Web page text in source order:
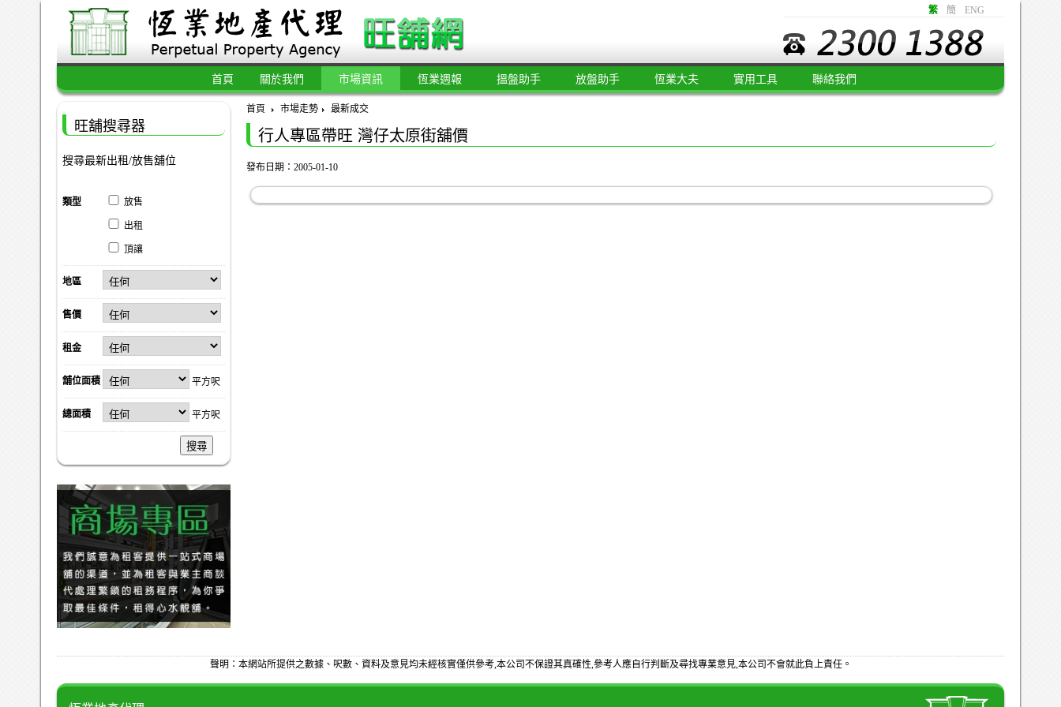
繁 簡 ENG
首頁 關於我們 市場資訊 恆業週報 搵盤助手 放盤助手 恆業大夫 實用工具 聯絡我們
首頁 市場走勢 最新成交
行人專區帶旺 灣仔太原街舖價
發布日期：2005-01-10
旺舖搜尋器
搜尋最新出租/放售舖位
類型 放售
出租
頂讓
地區
售價
租金
舖位面積 平方呎
總面積 平方呎
搜尋
聲明：本網站所提供之數據、呎數、資料及意見均未經核實僅供參考,本公司不保證其真確性,參考人應自行判斷及尋找專業意見,本公司不會就此負上責任。